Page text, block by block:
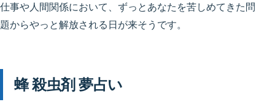
仕事や人間関係において、ずっとあなたを苦しめてきた問
題からやっと解放される日が来そうです。
蜂 殺虫剤 夢占い